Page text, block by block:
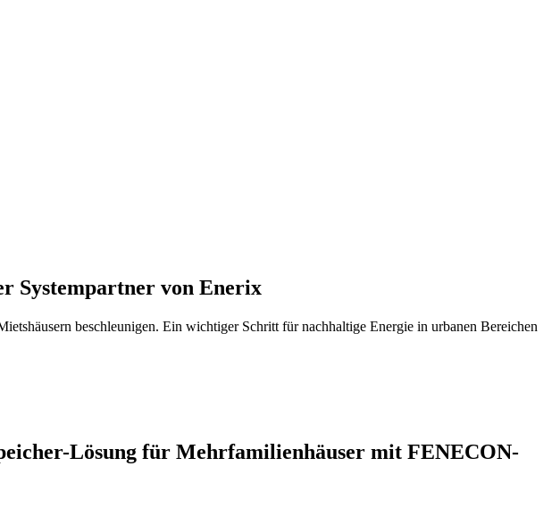
Systempartner von Enerix
beschleunigen. Ein wichtiger Schritt für nachhaltige Energie in urbanen Bereichen
Lösung für Mehrfamilienhäuser mit FENECON-